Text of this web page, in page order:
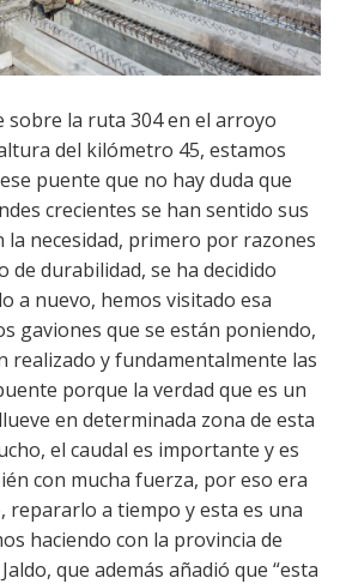
sobre la ruta 304 en el arroyo
del kilómetro 45, estamos
puente que no hay duda que
crecientes se han sentido sus
la necesidad, primero por razones
de durabilidad, se ha decidido
a nuevo, hemos visitado esa
gaviones que se están poniendo,
realizado y fundamentalmente las
porque la verdad que es un
en determinada zona de esta
el caudal es importante y es
con mucha fuerza, por eso era
repararlo a tiempo y esta es una
haciendo con la provincia de
que además añadió que “esta